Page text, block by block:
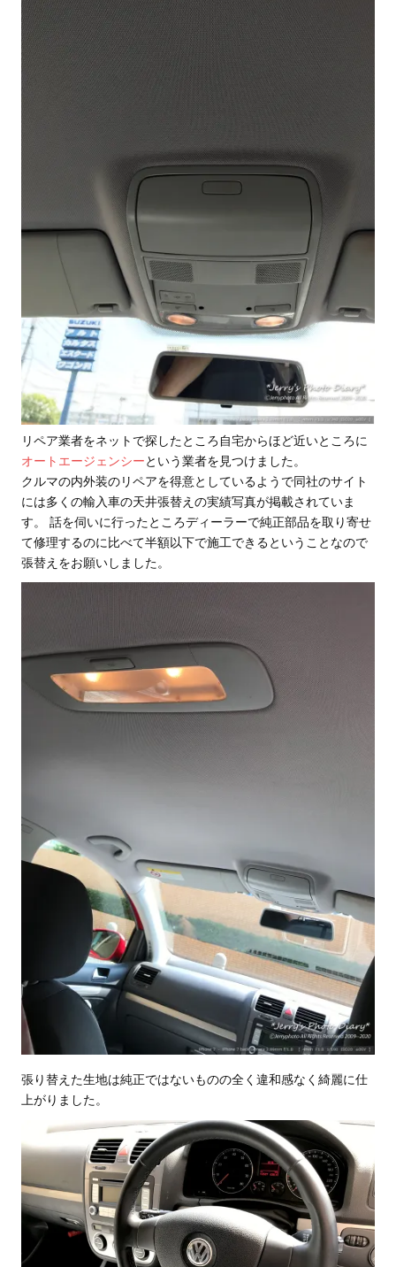
リペア業者をネットで探したところ自宅からほど近いところに
オートエージェンシーという業者を見つけました。
クルマの内外装のリペアを得意としているようで同社のサイト
には多くの輸入車の天井張替えの実績写真が掲載されていま
す。 話を伺いに行ったところディーラーで純正部品を取り寄せ
て修理するのに比べて半額以下で施工できるということなので
張替えをお願いしました。
張り替えた生地は純正ではないものの全く違和感なく綺麗に仕
上がりました。